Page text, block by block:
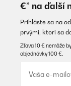
€* na ďalší
Prihláste sa na
prvými, ktorí sa
Zľava 10 € nemôže
objednávky 100 €.